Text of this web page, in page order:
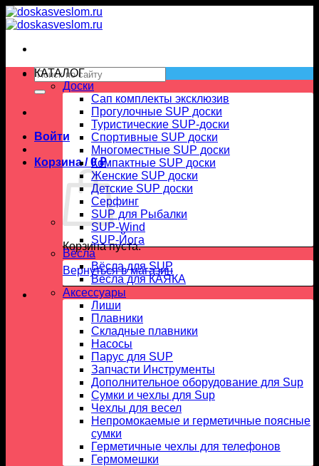
Skip
to
Искать:
Войти
Корзина /0₽
Корзина пуста.
Вернуться в магазин
КАТАЛОГ
Доски
Сап комплекты эксклюзив
Прогулочные SUP доски
Туристические SUP-доски
Спортивные SUP доски
Многоместные SUP доски
Компактные SUP доски
Женские SUP доски
Детские SUP доски
Серфинг
SUP для Рыбалки
SUP-Wind
SUP-Йога
Вёсла
Вёсла для SUP
Весла для КАЯКА
Аксессуары
Лиши
Плавники
Складные плавники
Насосы
Парус для SUP
Запчасти Инструменты
Дополнительное оборудование для Sup
Сумки и чехлы для Sup
Чехлы для весел
Непромокаемые и герметичные поясные
сумки
Герметичные чехлы для телефонов
Гермомешки